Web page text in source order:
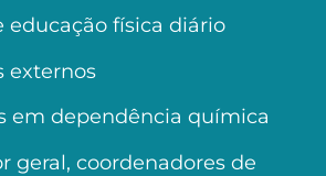
educação física diário
externos
em dependência química
geral, coordenadores de